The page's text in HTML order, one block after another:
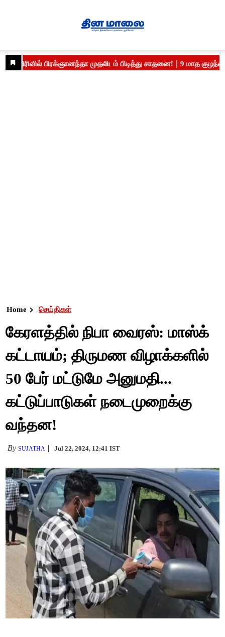
Home செய்திகள்
கேரளத்தில் நிபா வைரஸ்: மாஸ்க்
கட்டாயம்; திருமண விழாக்களில்
50 பேர் மட்டுமே அனுமதி...
கட்டுப்பாடுகள் நடைமுறைக்கு
வந்தன!
BySUJATHA Jul 22, 2024, 12:41 IST